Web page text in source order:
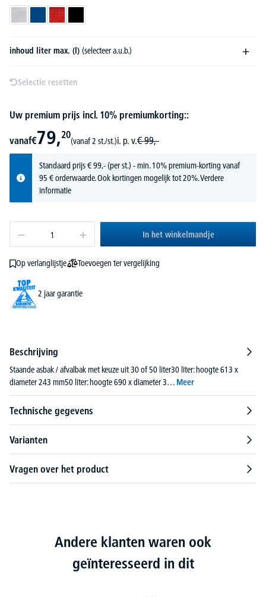
inhoud liter max. (l) (selecteer a.u.b.)
Selectie resetten
Uw premium prijs incl. 10% premiumkorting::
vanaf€79,20
(vanaf 2 st./st.)i. p. v.€ 99,-
Standaard prijs€99,-(per st.) - min. 10% premium-korting vanaf
95 € orderwaarde. Ook kortingen mogelijk tot 20%.Verdere
informatie
In het winkelmandje
Op verlanglijstje Toevoegen ter vergelijking
2 jaar garantie
Beschrijving
Staande asbak / afvalbak met keuze uit 30 of 50 liter30 liter: hoogte 613 x
diameter 243 mm50 liter: hoogte 690 x diameter 3… Meer
Technische gegevens
Varianten
Vragen over het product
Andere klanten waren ook
geïnteresseerd in dit